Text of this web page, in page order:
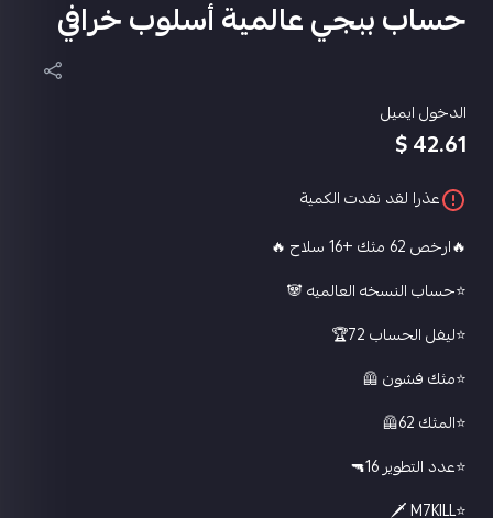
حساب ببجي عالمية أسلوب خرافي
الدخول ايميل
42.61 $
عذرا لقد نفدت الكمية
🔥ارخص 62 مثك +16 سلاح 🔥
⭐️حساب النسخه العالميه 🐼
⭐️ليفل الحساب 72🏆
⭐️مثك فشون 🦺
⭐️المثك 62🦺
⭐️عدد التطوير 16🔫
⭐️M7KILL 🗡